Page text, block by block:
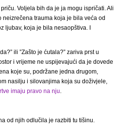
Voljela bih da je ja mogu ispričati. Ali
trauma koja je bila veća od
ljubav, koja je bila nesaopštiva. I
ili ”Zašto je ćutala?” zariva prst u
i vrijeme ne uspijevajući da je dovede
koje su, podržane jedna drugom,
nasilju i silovanjima koja su doživjele,
imaju pravo na nju.
od njih odlučila je razbiti tu tišinu.